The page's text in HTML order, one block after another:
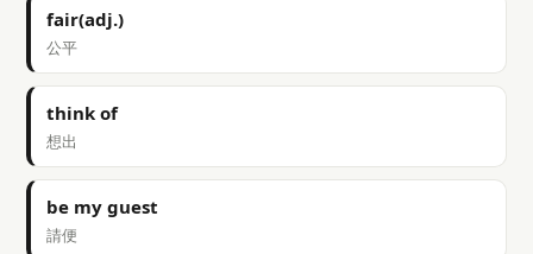
fair(adj.)
公平
think of
想出
be my guest
請便